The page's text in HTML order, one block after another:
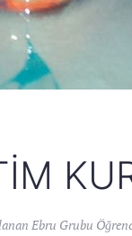
Ebru Grubu